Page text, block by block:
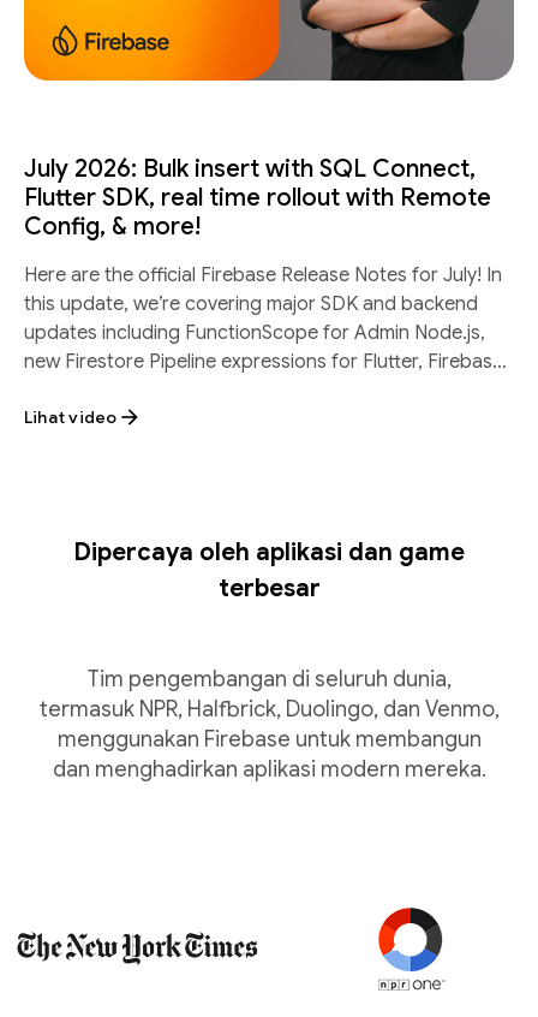
July 2026: Bulk insert with SQL Connect,
Flutter SDK, real time rollout with Remote
Config, & more!
Here are the official Firebase Release Notes for July! In
this update, we’re covering major SDK and backend
updates including FunctionScope for Admin Node.js,
new Firestore Pipeline expressions for Flutter, Firebase
Lihat video
Dipercaya oleh aplikasi dan game
terbesar
Tim pengembangan di seluruh dunia,
termasuk NPR, Halfbrick, Duolingo, dan Venmo,
menggunakan Firebase untuk membangun
dan menghadirkan aplikasi modern mereka.